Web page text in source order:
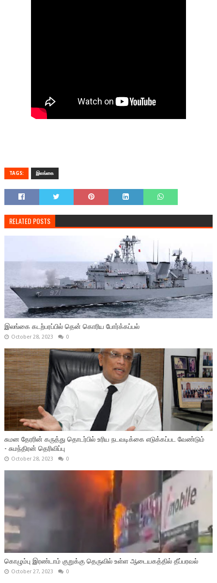
TAGS: இலங்கை
RELATED POSTS
இலங்கை கடற்பரப்பில் தென் கொரிய போர்க்கப்பல்
October 28, 2023 0
சுமன தேரரின் கருத்து தொடர்பில் உரிய நடவடிக்கை எடுக்கப்பட வேண்டும்
- சுமந்திரன் தெரிவிப்பு
October 28, 2023 0
கொழும்பு இரண்டாம் குறுக்கு தெருவில் உள்ள ஆடையகத்தில் தீப்பரவல்
October 27, 2023 0